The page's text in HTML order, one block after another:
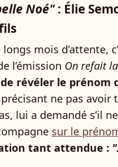
Noé": Élie
mois d’attente,
l’émission On refait
révéler le prénom
ne pas avoir
lui a demandé s’il
sur le
tant attendue :